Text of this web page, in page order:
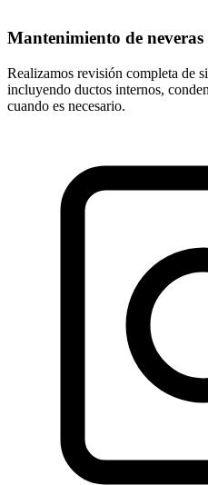
Mantenimiento de
Realizamos revisión completa de
incluyendo ductos internos,
cuando es necesario.